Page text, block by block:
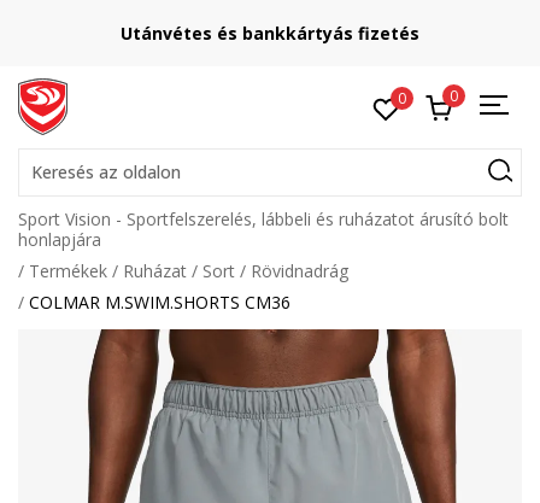
Utánvétes és bankkártyás fizetés
0 0
Keresés az oldalon
Sport Vision - Sportfelszerelés, lábbeli és ruházatot árusító bolt
honlapjára
Termékek
Ruházat Sort
Rövidnadrág
COLMAR M.SWIM.SHORTS CM36